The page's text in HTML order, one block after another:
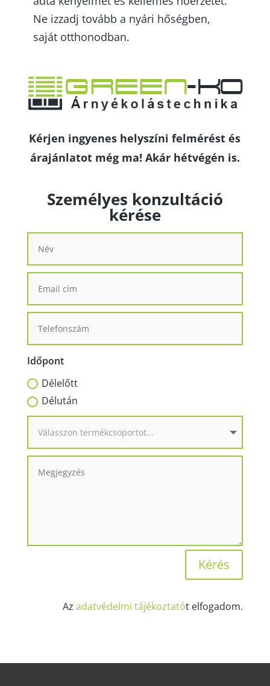
Ne izzadj tovább a nyári hőségben,
saját otthonodban.
Kérjen ingyenes helyszíni felmérést és
árajánlatot még ma! Akár hétvégén is.
Személyes konzultáció
kérése
Időpont
Délelőtt
Délután
Kérés
Azadatvédelmi tájékoztatót elfogadom.